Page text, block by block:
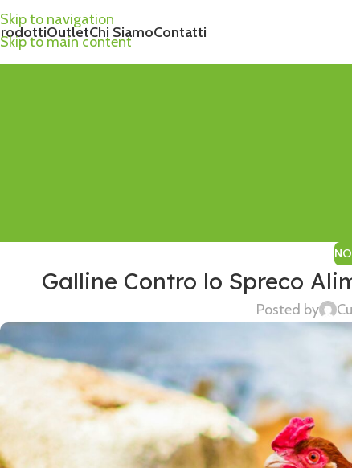
Skip to navigation
Skip to main content
OutletChi SiamoContatti
Galline Contro lo Spreco
Posted by